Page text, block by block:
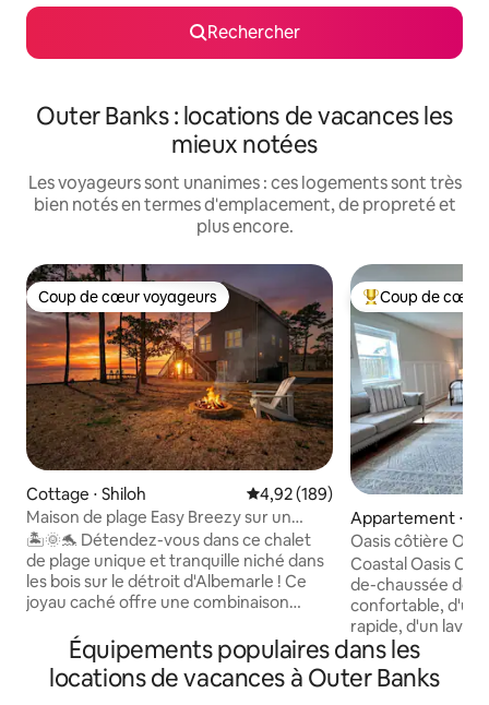
Rechercher
Outer Banks : locations de vacances les
mieux notées
Les voyageurs sont unanimes : ces logements sont très
bien notés en termes d'emplacement, de propreté et
plus encore.
Coup de cœur voyageurs
Coup de cœur voyageurs
Cottage ⋅ Shiloh Évaluation moyenne sur la
4,92 (189)
Maison de plage Easy Breezy sur un
rivage isolé
🏝️🌞🐬 Détendez-vous dans ce chalet
de plage unique et tranquille niché dans
les bois sur le détroit d'Albemarle ! Ce
joyau caché offre une combinaison
faune est vraiment abondante lors de
cette escapade romantique ou de
vacances en famille : vous verrez des
Coups de cœur
Coup de cœur
Appartement ⋅
Oasis côtière
près de la plage
Coastal Oasis
de-chaussée
confortable,
rapide, d'un lave-
d'une
chaises de plage
seulement 9
Équipements populaires dans les
locations de vacances à Outer Banks